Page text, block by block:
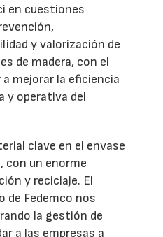
en cuestiones
y valorización de
de madera, con el
mejorar la eficiencia
y operativa del
clave en el envase
con un enorme
y reciclaje. El
Fedemco nos
la gestión de
a las empresas a